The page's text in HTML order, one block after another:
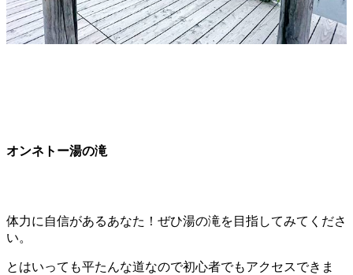
オンネトー湯の滝
体力に自信があるあなた！ぜひ湯の滝を目指してみてくださ
い。
とはいっても平たんな道なので初心者でもアクセスできま